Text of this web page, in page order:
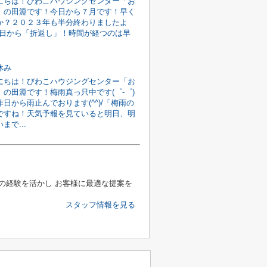
の田淵です！今日から７月です！早く
？２０２３年も半分終わりましたよ
から「折返し」！時間が経つのは早
み
ちは！びわこハウジングセンター「お
の田淵です！梅雨真っ只中です(゜-゜)
日から雨止んでおります(^^)/「梅雨の
すね！天気予報を見ていると明日、明
まで...
経験を活かし お客様に最適な提案を
スタッフ情報を見る